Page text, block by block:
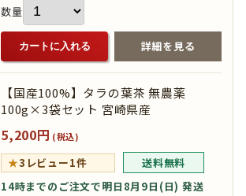
数量
カートに入れる 詳細を見る
【国産100%】タラの葉茶 無農薬
100g×3袋セット 宮崎県産
5,200円 (税込)
★3 レビュー1件
送料無料
14時までのご注文で明日8月9日(日) 発送